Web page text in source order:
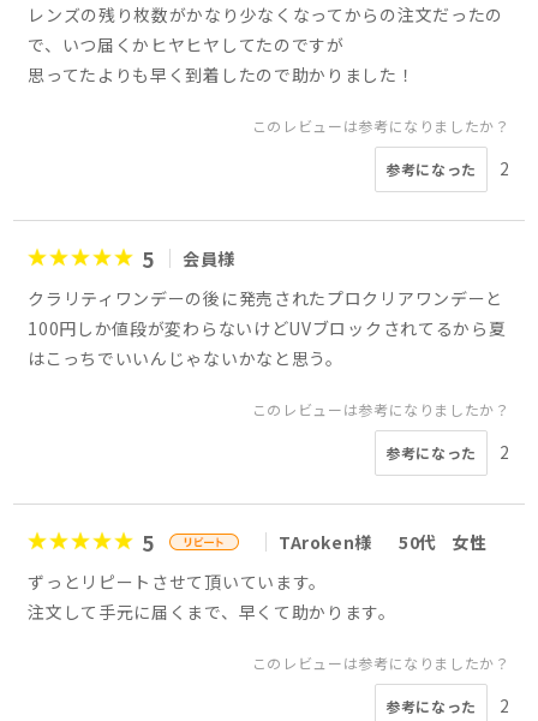
レンズの残り枚数がかなり少なくなってからの注文だったの
で、いつ届くかヒヤヒヤしてたのですが
思ってたよりも早く到着したので助かりました！
このレビューは参考になりましたか？
参考になった 2
5
会員様
クラリティワンデーの後に発売されたプロクリアワンデーと
100円しか値段が変わらないけどUVブロックされてるから夏
はこっちでいいんじゃないかなと思う。
このレビューは参考になりましたか？
参考になった 2
5 TAroken様 50代
女性
ずっとリピートさせて頂いています。
注文して手元に届くまで、早くて助かります。
このレビューは参考になりましたか？
参考になった 2